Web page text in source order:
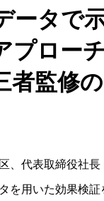
ータで
プロー
者監修
代表取締役社長
を用いた効果検証